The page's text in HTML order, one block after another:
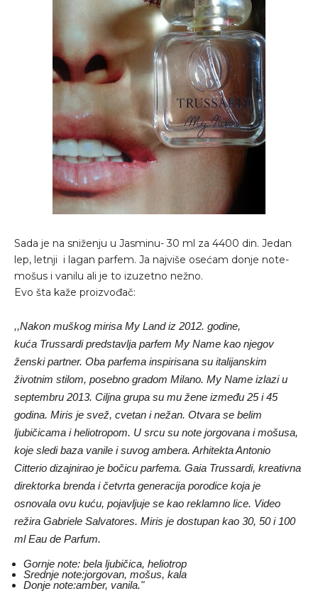
Sada je na sniženju u Jasminu- 30 ml za 4400 din. Jedan
lep, letnji i lagan parfem. Ja najviše osećam donje note-
mošus i vanilu ali je to izuzetno nežno.
Evo šta kaže proizvođač:
,,Nakon muškog mirisa My Land iz 2012. godine,
kuća Trussardi predstavlja parfem My Name kao njegov
ženski partner. Oba parfema inspirisana su italijanskim
životnim stilom, posebno gradom Milano. My Name izlazi u
septembru 2013. Ciljna grupa su mu žene između 25 i 45
godina. Miris je svež, cvetan i nežan. Otvara se belim
ljubičicama i heliotropom. U srcu su note jorgovana i mošusa,
koje sledi baza vanile i suvog ambera. Arhitekta Antonio
Citterio dizajnirao je bočicu parfema. Gaia Trussardi, kreativna
direktorka brenda i četvrta generacija porodice koja je
osnovala ovu kuću, pojavljuje se kao reklamno lice. Video
režira Gabriele Salvatores. Miris je dostupan kao 30, 50 i 100
ml Eau de Parfum.
Gornje note: bela ljubičica, heliotrop
Srednje note:jorgovan, mošus, kala
Donje note:amber, vanila."